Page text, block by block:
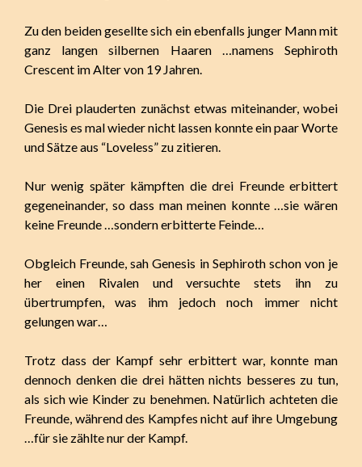
Zu den beiden gesellte sich ein ebenfalls junger Mann mit
ganz langen silbernen Haaren …namens Sephiroth
Crescent im Alter von 19 Jahren.
Die Drei plauderten zunächst etwas miteinander, wobei
Genesis es mal wieder nicht lassen konnte ein paar Worte
und Sätze aus “Loveless” zu zitieren.
Nur wenig später kämpften die drei Freunde erbittert
gegeneinander, so dass man meinen konnte …sie wären
keine Freunde …sondern erbitterte Feinde…
Obgleich Freunde, sah Genesis in Sephiroth schon von je
her einen Rivalen und versuchte stets ihn zu
übertrumpfen, was ihm jedoch noch immer nicht
gelungen war…
Trotz dass der Kampf sehr erbittert war, konnte man
dennoch denken die drei hätten nichts besseres zu tun,
als sich wie Kinder zu benehmen. Natürlich achteten die
Freunde, während des Kampfes nicht auf ihre Umgebung
…für sie zählte nur der Kampf.